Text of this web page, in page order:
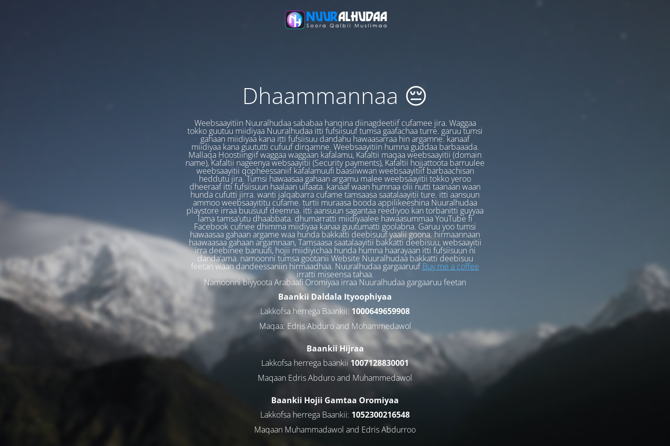
Dhaammannaa 😔
Weebsaayitiin Nuuralhudaa sababaa hanqina diinagdeetiif cufamee jira. Waggaa
tokko guutuu miidiyaa Nuuralhudaa itti fufsiisuuf tumsa gaafachaa turre. garuu tumsi
gahaan miidiyaa kana itti fufsiisuu dandahu hawaasarraa hin argamne. kanaaf
miidiyaa kana guututti cufuuf dirqamne. Weebsaayitiin humna guddaa barbaaada.
Mallaqa Hoostiingiif waggaa waggaan kafalamu, Kafaltii maqaa weebsaayitii (domain
name), Kafaltii nageenya websaayitii (Security payments), Kafaltii hojjattoota barruulee
weebsaayitii qopheessaniif kafalamuufi baasiiwwan weebsaayitiif barbaachisan
heddutu jira. Tumsi hawaasaa gahaan argamu malee weebsaayitii tokko yeroo
dheeraaf itti fufsiisuun haalaan ulfaata. kanaaf waan humnaa olii nutti taanaan waan
hunda cufutti jirra. wanti jalqabarra cufame tamsaasa saatalaayitii ture. itti aansuun
ammoo weebsaayititu cufame. turtii muraasa booda appilikeeshina Nuuralhudaa
playstore irraa buusuuf deemna. itti aansuun sagantaa reediyoo kan torbanitti guyyaa
lama tamsa'utu dhaabbata. dhumarratti miidiyaalee hawaasummaa YouTube fi
Facebook cufnee dhimma miidiyaa kanaa guutumatti goolabna. Garuu yoo tumsi
hawaasaa gahaan argame waa hunda bakkatti deebisuuf yaalii goona. hirmaannaan
haawaasaa gahaan argamnaan, Tamsaasa saatalaayitii bakkatti deebisuu, websaayitii
irra deebinee banuufi, hojii miidiyichaa hunda humna haarayaan itti fufsiisuun ni
danda'ama. namoonni tumsa gootanii Website Nuuralhudaa bakkatti deebisuu
feetan waan dandeessaniin hirmaadhaa. Nuuralhudaa gargaaruufBuy me a coffee
irratti miseensa tahaa.
Namoonni biyyoota Arabaafi Oromiyaa irraa Nuuralhudaa gargaaruu feetan
Baankii Daldala Ityoophiyaa
Lakkofsa herrega Baankii: 1000649659908
Maqaa: Edris Abduro and Mohammedawol
Baankii Hijraa
Lakkofsa herrega baankii 1007128830001
Maqaan Edris Abduro and Muhammedawol
Baankii Hojii Gamtaa Oromiyaa
Lakkofsa herrega Baankii: 1052300216548
Maqaan Muhammadawol and Edris Abdurroo